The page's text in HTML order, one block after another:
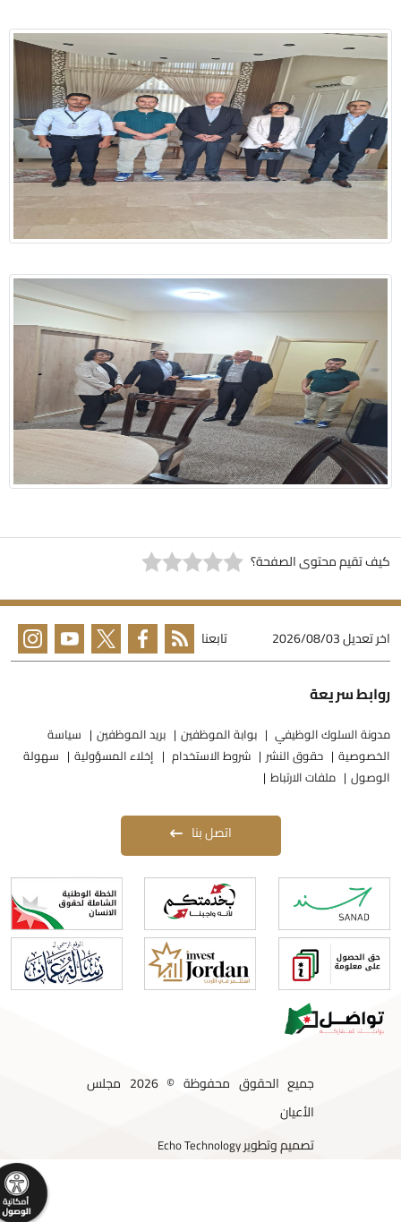
كيف تقيم محتوى الصفحة؟
اخر تعديل2026/08/03 تابعنا
روابط سريعة
مدونة السلوك الوظيفي بوابة الموظفين بريد الموظفين
سياسة
الخصوصية
حقوق النشر شروط الاستخدام إخلاء المسؤولية
سهولة
الوصول
ملفات الارتباط
اتصل بنا
جميع الحقوق محفوظة © 2026 مجلس
الأعيان
تصميم وتطويرEcho Technology